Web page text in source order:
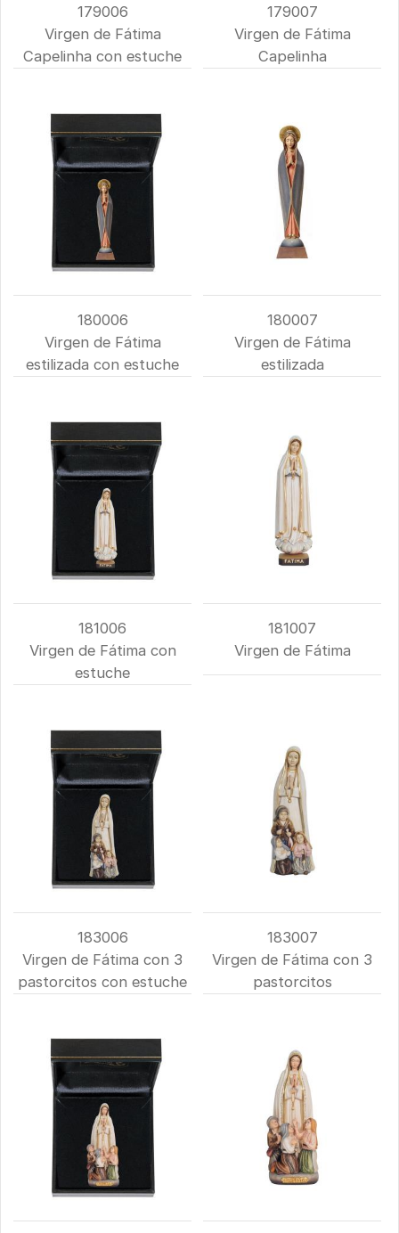
179006
Virgen de Fátima
Capelinha con estuche
179007
Virgen de Fátima
Capelinha
180006
Virgen de Fátima
estilizada con estuche
180007
Virgen de Fátima
estilizada
181006
Virgen de Fátima con
estuche
181007
Virgen de Fátima
183006
Virgen de Fátima con 3
pastorcitos con estuche
183007
Virgen de Fátima con 3
pastorcitos